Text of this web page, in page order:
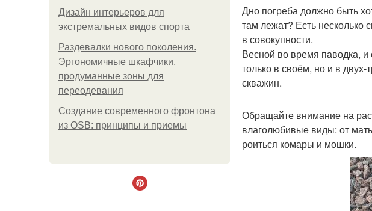
Дизайн интерьеров для
экстремальных видов спорта
Раздевалки нового поколения.
Эргономичные шкафчики,
продуманные зоны для
переодевания
Создание современного фронтона
из OSB: принципы и приемы
Дно погреба должно быть
там лежат? Есть несколько
в совокупности.
Весной во время паводка,
только в своём, но и в двух-
скважин.
Обращайте внимание на
влаголюбивые виды: от
роиться комары и мошки.